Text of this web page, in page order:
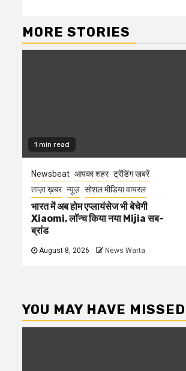
MORE STORIES
1 min read
Newsbeat आपका शहर ट्रेंडिंग खबरें
ताज़ा ख़बर न्यूज़ सोशल मीडिया वायरल
भारत में अब होम एप्लायंसेज भी बेचेगी
Xiaomi, लॉन्च किया नया Mijia सब-
ब्रांड
August 8, 2026 News Warta
YOU MAY HAVE MISSED